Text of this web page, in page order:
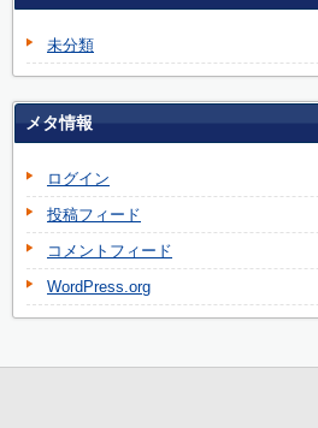
未分類
メタ情報
ログイン
投稿フィード
コメントフィード
WordPress.org